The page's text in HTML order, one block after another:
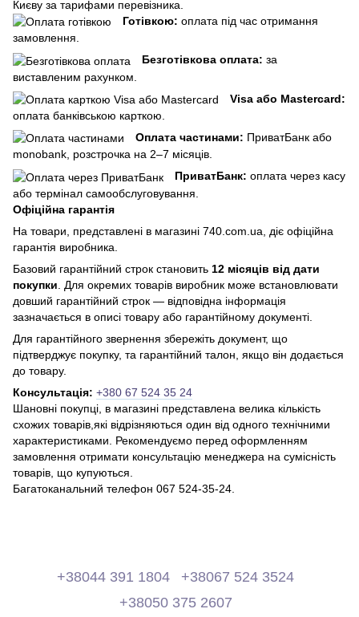
Києву за тарифами перевізника.
Готівкою: оплата під час отримання
замовлення.
Безготівкова оплата: за
виставленим рахунком.
Visa або Mastercard:
оплата банківською карткою.
Оплата частинами: ПриватБанк або
monobank, розстрочка на 2–7 місяців.
ПриватБанк: оплата через касу
або термінал самообслуговування.
Офіційна гарантія
На товари, представлені в магазині 740.com.ua, діє офіційна
гарантія виробника.
Базовий гарантійний строк становить 12 місяців від дати
покупки . Для окремих товарів виробник може встановлювати
довший гарантійний строк — відповідна інформація
зазначається в описі товару або гарантійному документі.
Для гарантійного звернення збережіть документ, що
підтверджує покупку, та гарантійний талон, якщо він додається
до товару.
Консультація: +380 67 524 35 24
Шановні покупці, в магазині представлена ​​велика кількість
схожих товарів,які відрізняються один від одного технічними
характеристиками. Рекомендуємо перед оформленням
замовлення отримати консультацію менеджера на сумісність
товарів, що купуються.
Багатоканальний телефон 067 524-35-24.
+38044 391 1804
+38067 524 3524
+38050 375 2607